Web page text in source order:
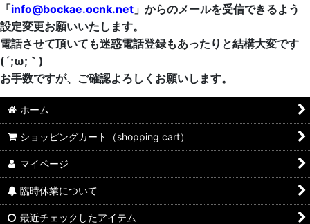
「info@bockae.ocnk.net 」からのメールを受信できるよう
設定変更お願いいたします。
電話させて頂いても迷惑電話登録もあったりと結構大変です
(´;ω;｀)
お手数ですが、ご確認よろしくお願いします。
ホーム
ショッピングカート（shopping cart）
マイページ
臨時休業について
最近チェックしたアイテム